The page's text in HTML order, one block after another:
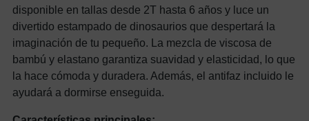
disponible en tallas desde 2T hasta 6 años y luce un
divertido estampado de dinosaurios que despertará la
imaginación de tu pequeño. La mezcla de viscosa de
bambú y elastano garantiza suavidad y elasticidad, lo que
la hace cómoda y duradera. Además, el antifaz incluido le
ayudará a dormirse enseguida.